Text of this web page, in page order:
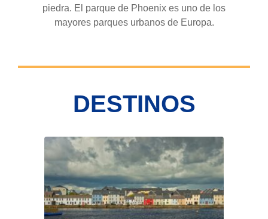
piedra. El parque de Phoenix es uno de los
mayores parques urbanos de Europa.
DESTINOS